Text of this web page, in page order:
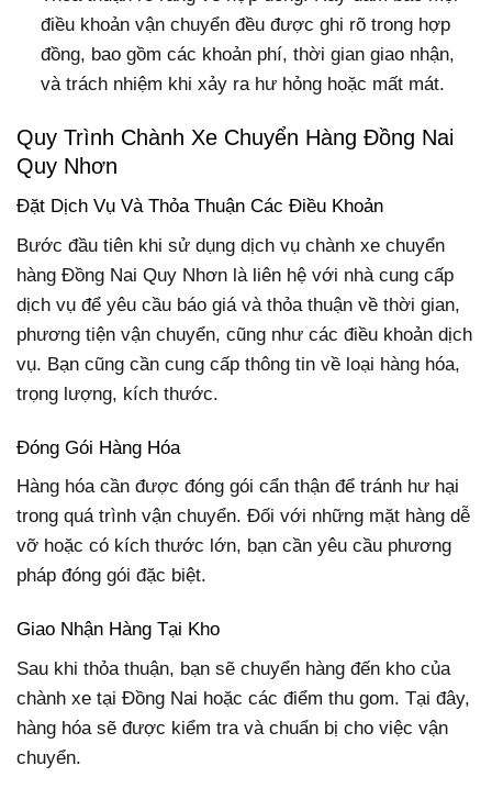
điều khoản vận chuyển đều được ghi rõ trong hợp
đồng, bao gồm các khoản phí, thời gian giao nhận,
và trách nhiệm khi xảy ra hư hỏng hoặc mất mát.
Quy Trình Chành Xe Chuyển Hàng Đồng Nai
Quy Nhơn
Đặt Dịch Vụ Và Thỏa Thuận Các Điều Khoản
Bước đầu tiên khi sử dụng dịch vụ chành xe chuyển
hàng Đồng Nai Quy Nhơn là liên hệ với nhà cung cấp
dịch vụ để yêu cầu báo giá và thỏa thuận về thời gian,
phương tiện vận chuyển, cũng như các điều khoản dịch
vụ. Bạn cũng cần cung cấp thông tin về loại hàng hóa,
trọng lượng, kích thước.
Đóng Gói Hàng Hóa
Hàng hóa cần được đóng gói cẩn thận để tránh hư hại
trong quá trình vận chuyển. Đối với những mặt hàng dễ
vỡ hoặc có kích thước lớn, bạn cần yêu cầu phương
pháp đóng gói đặc biệt.
Giao Nhận Hàng Tại Kho
Sau khi thỏa thuận, bạn sẽ chuyển hàng đến kho của
chành xe tại Đồng Nai hoặc các điểm thu gom. Tại đây,
hàng hóa sẽ được kiểm tra và chuẩn bị cho việc vận
chuyển.